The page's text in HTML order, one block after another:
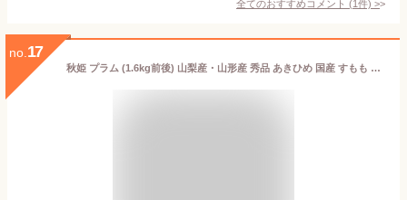
全てのおすすめコメント (1件) >
no. 17
秋姫 プラム (1.6kg前後) 山梨産・山形産 秀品 あきひめ 国産 すもも スモモ ぷらむ plum 食品 フルーツ 果物 プラム 贈答 ギフト 残暑見舞い お供え 御供え 甘い 人気 男性 女性 喜ばれる 2026 送料無料